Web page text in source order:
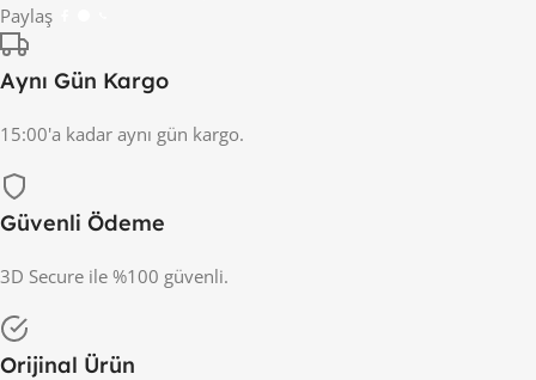
Paylaş
Aynı Gün Kargo
15:00'a kadar aynı gün kargo.
Güvenli Ödeme
3D Secure ile %100 güvenli.
Orijinal Ürün